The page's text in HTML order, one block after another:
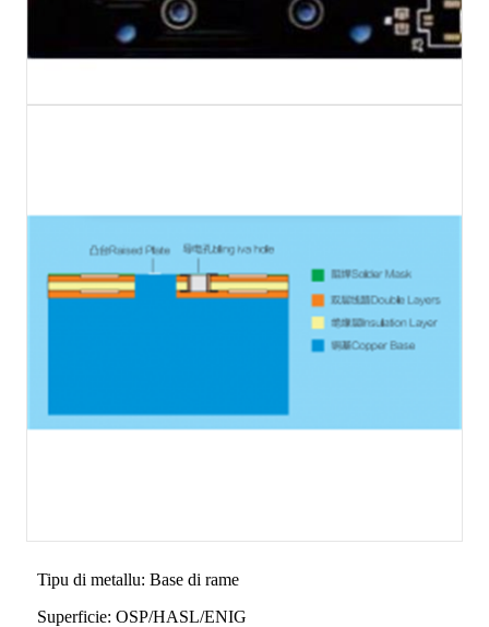
Tipu di metallu: Base di rame
Superficie: OSP/HASL/ENIG